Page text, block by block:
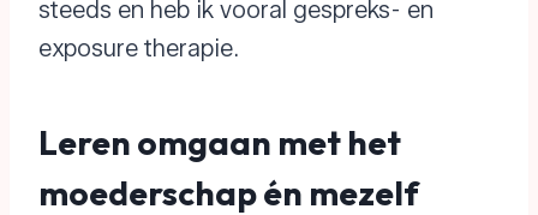
steeds en heb ik vooral gespreks- en
exposure therapie.
Leren omgaan met het
moederschap én mezelf